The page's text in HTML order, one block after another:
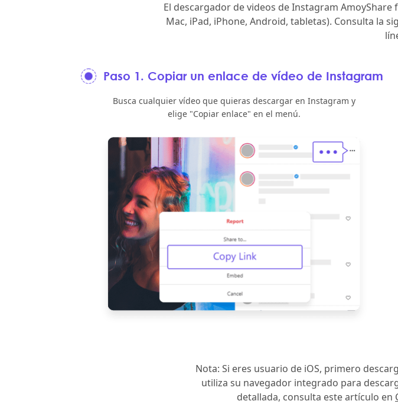
El descargador de videos de Instagram
Mac, iPad, iPhone, Android, tabletas). Consulta la
Paso 1. Copiar un enlace de vídeo de Instagram
Busca cualquier vídeo que quieras descargar en Instagram y
elige "Copiar enlace" en el menú.
Nota: Si eres usuario de iOS, primero
utiliza su navegador integrado para
detallada, consulta este artículo en